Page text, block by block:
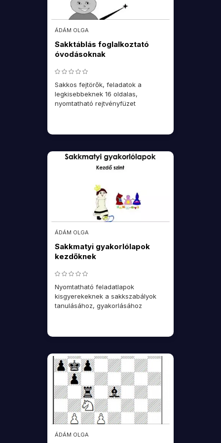
ÁDÁM OLGA
Sakktáblás foglalkoztató
óvodásoknak
Sakkos fejtörők, feladatok a
legkisebbeknek 16 oldalas,
nyomtatható rejtvényfüzet
ÁDÁM OLGA
Sakkmatyi gyakorlólapok
kezdőknek
Nyomtatható feladatlapok
kisgyerekeknek a sakkszabályok
tanulásához, gyakorlásához
ÁDÁM OLGA